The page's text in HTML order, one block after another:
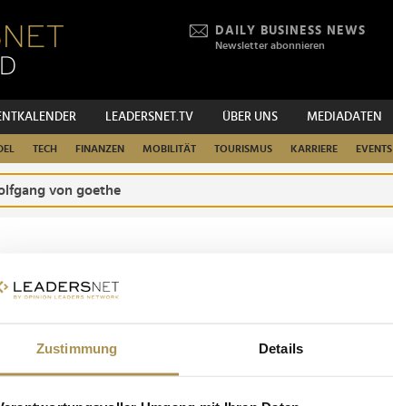
Zustimmung Details
DAILY BUSINESS NEWS
Newsletter abonnieren
LEADERSNET.TV ÜBER UNS MEDIADATEN
TECH FINANZEN MOBILITÄT TOURISMUS KARRIERE EVENTS
Website durchsuchen
ergab 1 Treffer.